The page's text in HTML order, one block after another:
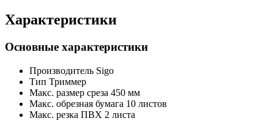
Характеристики
Основные характеристики
Производитель Sigo
Тип Триммер
Макс. размер среза 450 мм
Макс. обрезная бумага 10 листов
Макс. резка ПВХ 2 листа